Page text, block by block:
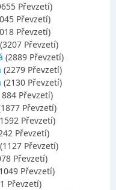
Převzetí)
Převzetí)
Převzetí)
(3207 Převzetí)
(2889 Převzetí)
(2279 Převzetí)
(2130 Převzetí)
Převzetí)
Převzetí)
Převzetí)
Převzetí)
(1127 Převzetí)
Převzetí)
Převzetí)
Převzetí)